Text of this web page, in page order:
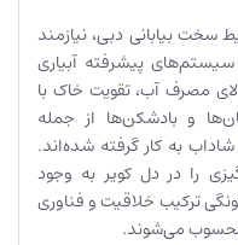
بیابانی دبی، نیازمند
سیستم‌های پیشرفته آبیاری
مصرف آب، تقویت خاک با
و بادشکن‌ها از جمله
به کار گرفته شده‌اند.
را در دل کویر به وجود
ترکیب خلاقیت و فناوری
می‌شوند.